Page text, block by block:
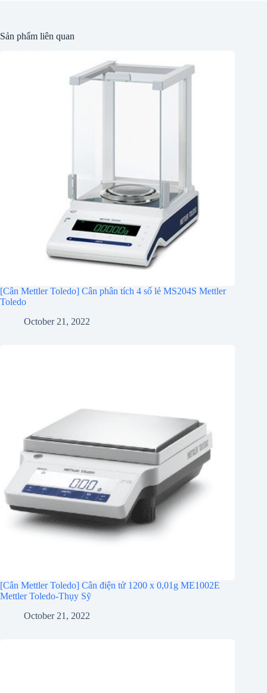
Sản phẩm liên quan
[Cân Mettler Toledo] Cân phân tích 4 số lẻ MS204S Mettler
Toledo
October 21, 2022
[Cân Mettler Toledo] Cân điện tử 1200 x 0,01g ME1002E
Mettler Toledo-Thụy Sỹ
October 21, 2022